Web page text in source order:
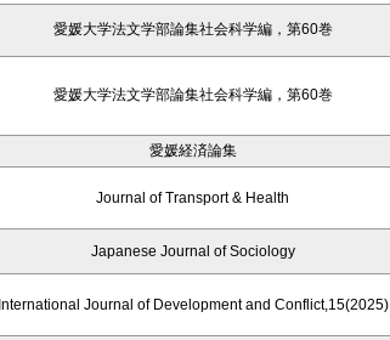
愛媛大学法文学部論集社会科学編，第60巻
愛媛大学法文学部論集社会科学編，第60巻
愛媛経済論集
Journal of Transport & Health
Japanese Journal of Sociology
International Journal of Development and Conflict,15(2025)